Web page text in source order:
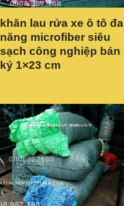
khăn lau rửa xe ô tô đa
năng microfiber siêu
sạch công nghiệp bán
ký 1×23 cm